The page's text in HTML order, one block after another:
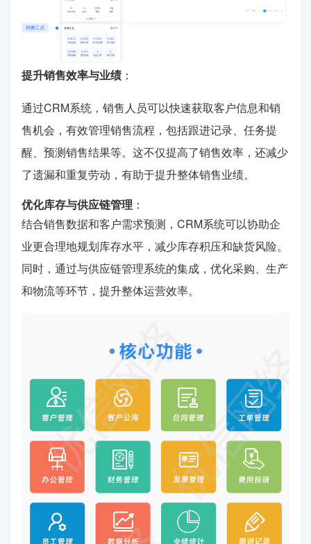
提升销售效率与业绩：
通过CRM系统，销售人员可以快速获取客户信息和销
售机会，有效管理销售流程，包括跟进记录、任务提
醒、预测销售结果等。这不仅提高了销售效率，还减少
了遗漏和重复劳动，有助于提升整体销售业绩。
优化库存与供应链管理 ：
结合销售数据和客户需求预测，CRM系统可以协助企
业更合理地规划库存水平，减少库存积压和缺货风险。
同时，通过与供应链管理系统的集成，优化采购、生产
和物流等环节，提升整体运营效率。